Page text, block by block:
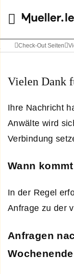
Check-Out Seiten
Vielen Dank
Ihre Nachricht
Anwälte wird
Verbindung
Wann
In der Regel
Anfrage zu der
Anfragen